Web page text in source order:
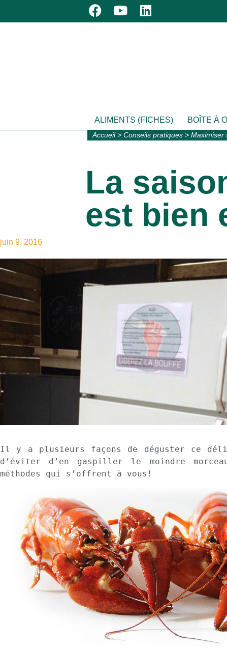
ALIMENTS (FICHES) BOÎTE À
Accueil> Conseils pratiques > Maximiser
La
est bien
juin 9, 2016
Il y a plusieurs façons de déguster ce
d’éviter d’en gaspiller le moindre
méthodes qui s’offrent à vous!